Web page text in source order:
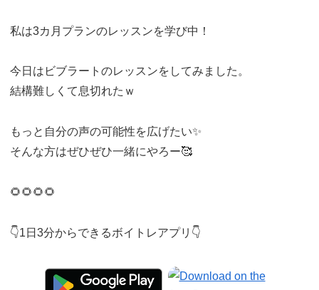
私は3カ月プランのレッスンを学び中！
今日はビブラートのレッスンをしてみました。
結構難しくて息切れたｗ
もっと自分の声の可能性を広げたい✨
そんな方はぜひぜひ一緒にやろー🥰
🌻🌻🌻🌻
👇1日3分からできるボイトレアプリ👇